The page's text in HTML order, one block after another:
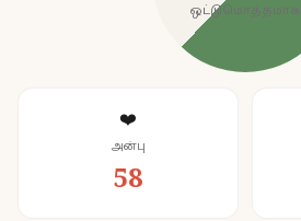
ஒட்டுமொத்தமாக
❤️
அன்பு
58